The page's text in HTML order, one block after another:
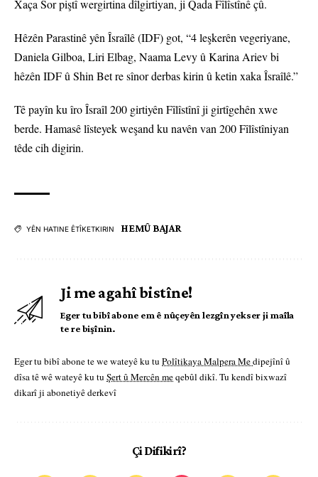
Xaça Sor piştî wergirtina dîlgirtiyan, ji Qada Fîlîstînê çû.
Hêzên Parastinê yên Îsraîlê (IDF) got, “4 leşkerên vegeriyane,
Daniela Gilboa, Liri Elbag, Naama Levy û Karina Ariev bi
hêzên IDF û Shin Bet re sînor derbas kirin û ketin xaka Îsraîlê.”
Tê payîn ku îro Îsraîl 200 girtiyên Fîlîstînî ji girtîgehên xwe
berde. Hamasê lîsteyek weşand ku navên van 200 Fîlîstîniyan
têde cih digirin.
YÊN HATINE ÊTÎKETKIRIN HEMÛ BAJAR
Ji me agahî bistîne!
Eger tu bibî abone em ê nûçeyên lezgîn yekser ji maîla
te re bişînin.
Eger tu bibî abone te we wateyê ku tu Polîtikaya Malpera Medipejînî û
dîsa tê wê wateyê ku tu Şert û Mercên meqebûl dikî. Tu kendî bixwazî
dikarî ji abonetiyê derkevî
Çi Difikirî?